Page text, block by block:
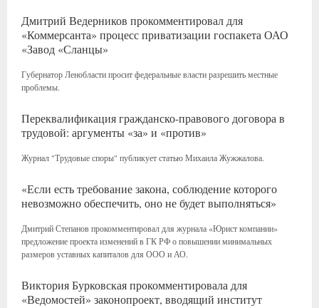
Дмитрий Ведерников прокомментировал для
«Коммерсанта» процесс приватизации госпакета ОАО
«Завод «Сланцы»
Губернатор Ленобласти просит федеральные власти разрешить местные
проблемы.
Переквалификация гражданско-правового договора в
трудовой: аргументы «за» и «против»
Журнал "Трудовые споры" публикует статью Михаила Жужжалова.
«Если есть требование закона, соблюдение которого
невозможно обеспечить, оно не будет выполняться»
Дмитрий Степанов прокомментировал для журнала «Юрист компании»
предложение проекта изменений в ГК РФ о повышении минимальных
размеров уставных капиталов для ООО и АО.
Виктория Бурковская прокомментировала для
«Ведомостей» законопроект, вводящий институт